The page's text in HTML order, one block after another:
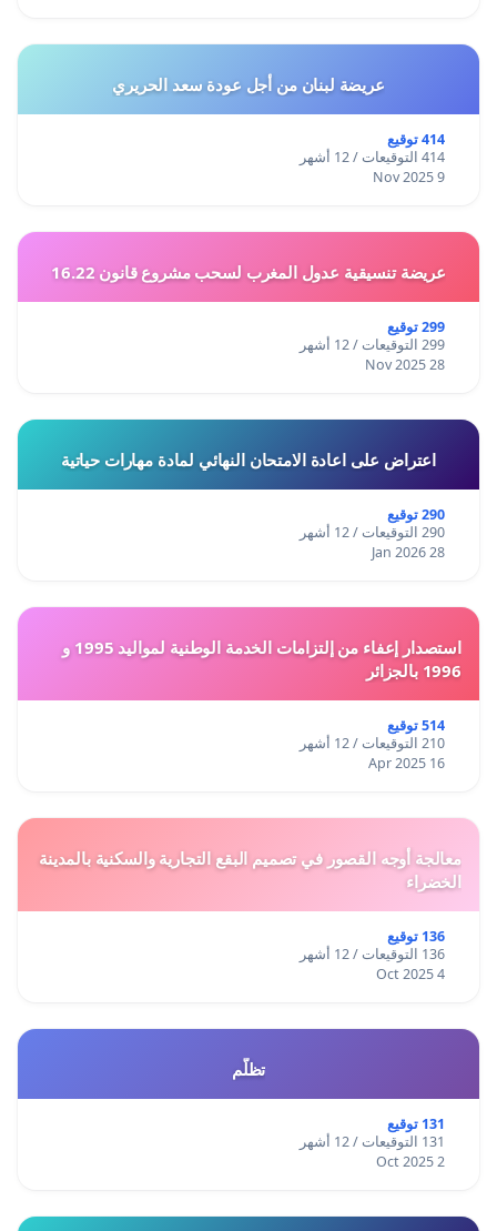
عريضة لبنان من أجل عودة سعد الحريري
414 توقيع
414 التوقيعات / 12 أشهر
9 Nov 2025
عريضة تنسيقية عدول المغرب لسحب مشروع قانون 16.22
299 توقيع
299 التوقيعات / 12 أشهر
28 Nov 2025
اعتراض على اعادة الامتحان النهائي لمادة مهارات حياتية
290 توقيع
290 التوقيعات / 12 أشهر
28 Jan 2026
استصدار إعفاء من إلتزامات الخدمة الوطنية لمواليد 1995 و
1996 بالجزائر
514 توقيع
210 التوقيعات / 12 أشهر
16 Apr 2025
معالجة أوجه القصور في تصميم البقع التجارية والسكنية بالمدينة
الخضراء
136 توقيع
136 التوقيعات / 12 أشهر
4 Oct 2025
تظلّم
131 توقيع
131 التوقيعات / 12 أشهر
2 Oct 2025